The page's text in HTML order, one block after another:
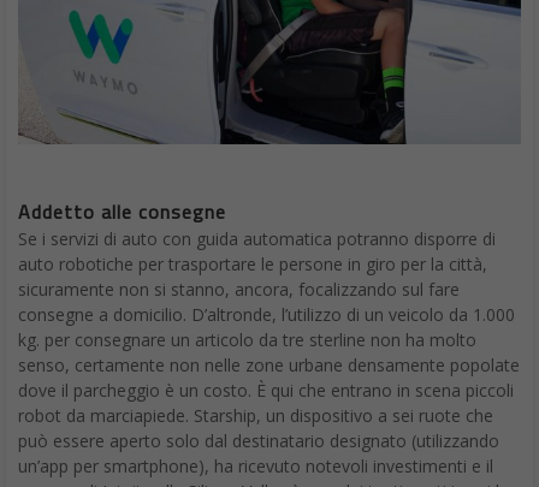
Guardia di sicurezza
migliori e meno costose che possono operare in
condizioni di scarsa luminosità stanno già riducendo il ruolo
piattaforma mobile che non si rompe mai ed è facile intravedere
le minaccia a questo tipo di lavoro umano. I robot diSMP
Roboticsstanno già girando intorno alle proprietà con
telecamere e sensori di movimento e l’azienda offre persino una
versione con pannelli solari, simile al Mars Rover, che consente
un servizio esteso in aree remote, come campi da golf, parchi e
fattorie. Un’altra voce nel campo,Knightscope, ha guadagnato
un po’ di pubblicità indesiderata quando una delle sue unitàK5 si
è tuffata in una fontana a Washington,lo scorso anno, ma
l’azienda continua ad andare avanti.